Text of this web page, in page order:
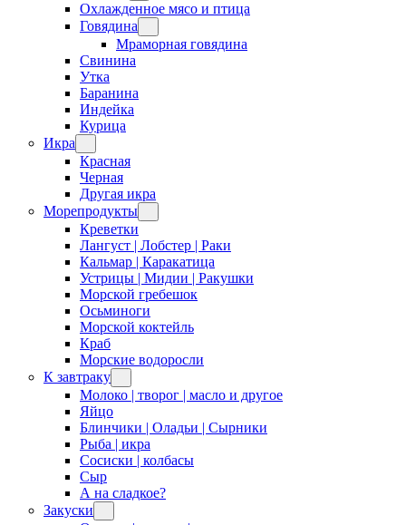
Охлажденное мясо и птица
Говядина
Мраморная говядина
Свинина
Утка
Баранина
Индейка
Курица
Икра
Красная
Черная
Другая икра
Морепродукты
Креветки
Лангуст | Лобстер | Раки
Кальмар | Каракатица
Устрицы | Мидии | Ракушки
Морской гребешок
Осьминоги
Морской коктейль
Краб
Морские водоросли
К завтраку
Молоко | творог | масло и другое
Яйцо
Блинчики | Оладьи | Сырники
Рыба | икра
Сосиски | колбасы
Сыр
А на сладкое?
Закуски